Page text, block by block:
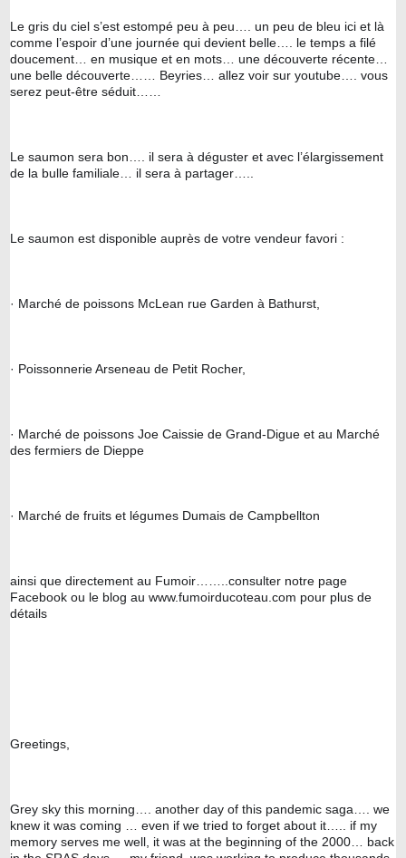
Le gris du ciel s’est estompé peu à peu…. un peu de bleu ici et là
comme l’espoir d’une journée qui devient belle…. le temps a filé
doucement… en musique et en mots… une découverte récente…
une belle découverte…… Beyries… allez voir sur youtube…. vous
serez peut-être séduit……
Le saumon sera bon…. il sera à déguster et avec l’élargissement
de la bulle familiale… il sera à partager…..
Le saumon est disponible auprès de votre vendeur favori :
· Marché de poissons McLean rue Garden à Bathurst,
· Poissonnerie Arseneau de Petit Rocher,
· Marché de poissons Joe Caissie de Grand-Digue et au Marché
des fermiers de Dieppe
· Marché de fruits et légumes Dumais de Campbellton
ainsi que directement au Fumoir……..consulter notre page
Facebook ou le blog au www.fumoirducoteau.com pour plus de
détails
Greetings,
Grey sky this morning…. another day of this pandemic saga…. we
knew it was coming … even if we tried to forget about it….. if my
memory serves me well, it was at the beginning of the 2000… back